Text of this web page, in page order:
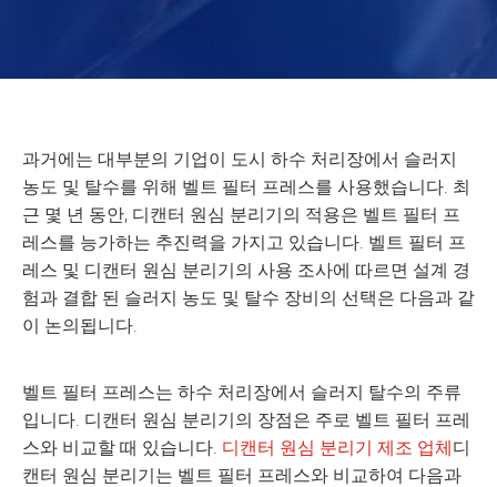
과거에는 대부분의 기업이 도시 하수 처리장에서 슬러지
농도 및 탈수를 위해 벨트 필터 프레스를 사용했습니다. 최
근 몇 년 동안, 디캔터 원심 분리기의 적용은 벨트 필터 프
레스를 능가하는 추진력을 가지고 있습니다. 벨트 필터 프
레스 및 디캔터 원심 분리기의 사용 조사에 따르면 설계 경
험과 결합 된 슬러지 농도 및 탈수 장비의 선택은 다음과 같
이 논의됩니다.
벨트 필터 프레스는 하수 처리장에서 슬러지 탈수의 주류
입니다. 디캔터 원심 분리기의 장점은 주로 벨트 필터 프레
스와 비교할 때 있습니다. 디캔터 원심 분리기 제조 업체디
캔터 원심 분리기는 벨트 필터 프레스와 비교하여 다음과